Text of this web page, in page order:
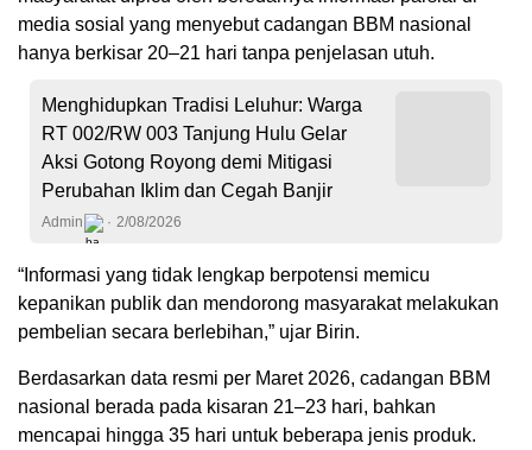
media sosial yang menyebut cadangan BBM nasional
hanya berkisar 20–21 hari tanpa penjelasan utuh.
Menghidupkan Tradisi Leluhur: Warga
RT 002/RW 003 Tanjung Hulu Gelar
Aksi Gotong Royong demi Mitigasi
Perubahan Iklim dan Cegah Banjir
Admin 2/08/2026
“Informasi yang tidak lengkap berpotensi memicu
kepanikan publik dan mendorong masyarakat melakukan
pembelian secara berlebihan,” ujar Birin.
Berdasarkan data resmi per Maret 2026, cadangan BBM
nasional berada pada kisaran 21–23 hari, bahkan
mencapai hingga 35 hari untuk beberapa jenis produk.